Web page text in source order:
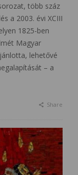
több száz
a 2003. évi XCIII
1825-ben
Magyar
lehetővé
– a
Share